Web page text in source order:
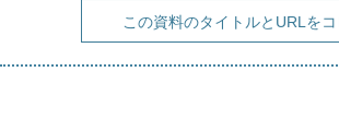
この資料のタイトルとURLを